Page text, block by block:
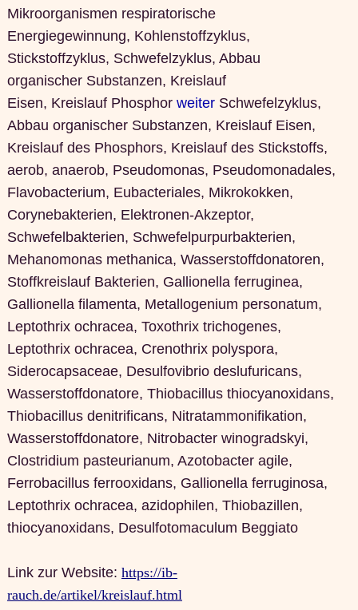
Mikroorganismen respiratorische
Energiegewinnung, Kohlenstoffzyklus,
Stickstoffzyklus, Schwefelzyklus, Abbau
organischer Substanzen, Kreislauf
Eisen, Kreislauf Phosphor weiterSchwefelzyklus,
Abbau organischer Substanzen, Kreislauf Eisen,
Kreislauf des Phosphors, Kreislauf des Stickstoffs,
aerob, anaerob, Pseudomonas, Pseudomonadales,
Flavobacterium, Eubacteriales, Mikrokokken,
Corynebakterien, Elektronen-Akzeptor,
Schwefelbakterien, Schwefelpurpurbakterien,
Mehanomonas methanica, Wasserstoffdonatoren,
Stoffkreislauf Bakterien, Gallionella ferruginea,
Gallionella filamenta, Metallogenium personatum,
Leptothrix ochracea, Toxothrix trichogenes,
Leptothrix ochracea, Crenothrix polyspora,
Siderocapsaceae, Desulfovibrio deslufuricans,
Wasserstoffdonatore, Thiobacillus thiocyanoxidans,
Thiobacillus denitrificans, Nitratammonifikation,
Wasserstoffdonatore, Nitrobacter winogradskyi,
Clostridium pasteurianum, Azotobacter agile,
Ferrobacillus ferrooxidans, Gallionella ferruginosa,
Leptothrix ochracea, azidophilen, Thiobazillen,
thiocyanoxidans, Desulfotomaculum Beggiato
Link zur Website: https://ib-
rauch.de/artikel/kreislauf.html